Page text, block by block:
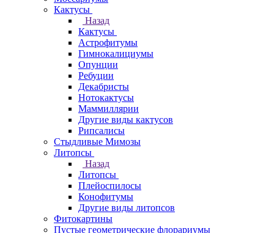
Кактусы
Назад
Кактусы
Астрофитумы
Гимнокалициумы
Опунции
Ребуции
Декабристы
Нотокактусы
Маммиллярии
Другие виды кактусов
Рипсалисы
Стыдливые Мимозы
Литопсы
Назад
Литопсы
Плейоспилосы
Конофитумы
Другие виды литопсов
Фитокартины
Пустые геометрические флорариумы